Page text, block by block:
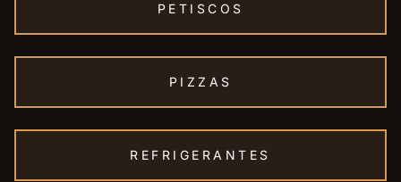
PETISCOS
PIZZAS
REFRIGERANTES